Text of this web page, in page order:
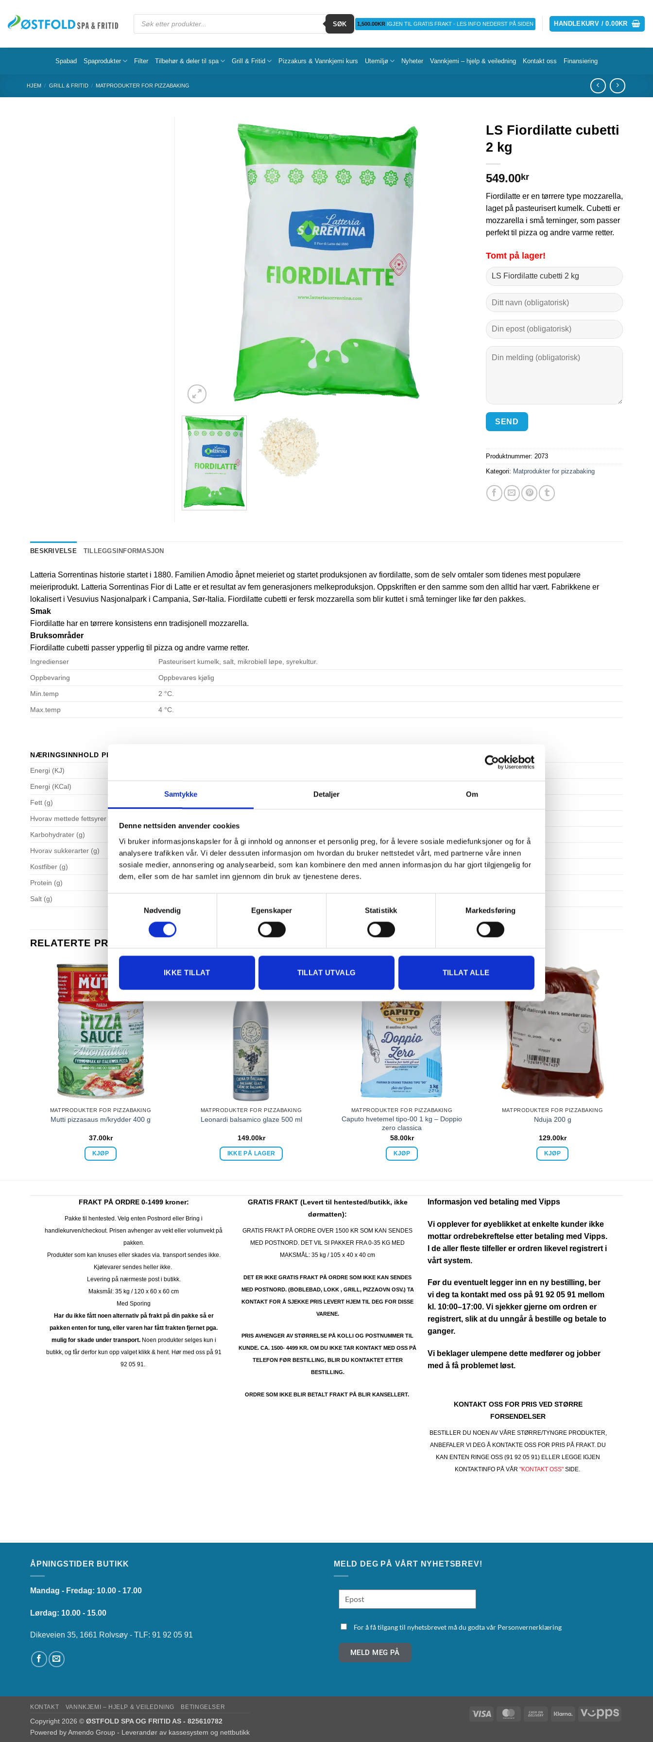
Samtykke Detaljer Om
Denne nettsiden anvender cookies
Vi bruker informasjonskapsler for å gi innhold og annonser et personlig preg, for å levere sosiale mediefunksjoner og for å
analysere trafikken vår. Vi deler dessuten informasjon om hvordan du bruker nettstedet vårt, med partnerne våre innen
sosiale medier, annonsering og analysearbeid, som kan kombinere den med annen informasjon du har gjort tilgjengelig for
dem, eller som de har samlet inn gjennom din bruk av tjenestene deres.
Nødvendig
Egenskaper Statistikk Markedsføring
IKKE TILLAT TILLAT UTVALG TILLAT ALLE
SØK 1,500.00KRIGJEN TIL GRATIS FRAKT - LES INFO NEDERST PÅ SIDEN HANDLEKURV /0.00KR
Spabad Spaprodukter Filter Tilbehør & deler til spa Grill & Fritid Pizzakurs & Vannkjemi kurs Utemiljø Nyheter Vannkjemi – hjelp & veiledning Kontakt oss Finansiering
HJEM / GRILL & FRITID / MATPRODUKTER FOR PIZZABAKING
LS Fiordilatte cubetti
2 kg
549.00kr
Fiordilatte er en tørrere type mozzarella,
laget på pasteurisert kumelk. Cubetti er
mozzarella i små terninger, som passer
perfekt til pizza og andre varme retter.
Tomt på lager!
Produktnummer: 2073
Kategori: Matprodukter for pizzabaking
BESKRIVELSE TILLEGGSINFORMASJON
Latteria Sorrentinas historie startet i 1880. Familien Amodio åpnet meieriet og startet produksjonen av fiordilatte, som de selv omtaler som tidenes mest populære
meieriprodukt. Latteria Sorrentinas Fior di Latte er et resultat av fem generasjoners melkeproduksjon. Oppskriften er den samme som den alltid har vært. Fabrikkene er
lokalisert i Vesuvius Nasjonalpark i Campania, Sør-Italia. Fiordilatte cubetti er fersk mozzarella som blir kuttet i små terninger like før den pakkes.
Smak
Fiordilatte har en tørrere konsistens enn tradisjonell mozzarella.
Bruksområder
Fiordilatte cubetti passer ypperlig til pizza og andre varme retter.
Ingredienser Pasteurisert kumelk, salt, mikrobiell løpe, syrekultur.
Oppbevaring Oppbevares kjølig
Min.temp 2 °C.
Max.temp 4 °C.
NÆRINGSINNHOLD PER 100 G.
Energi (KJ)
1200
Energi (KCal)
Fett (g)
Hvorav mettede fettsyrer (g)
Karbohydrater (g)
Hvorav sukkerarter (g) 0.9
Kostfiber (g) 0
Protein (g)
Salt (g)
RELATERTE PRODUKTER
MATPRODUKTER FOR PIZZABAKING
Mutti pizzasaus m/krydder 400 g
37.00kr
KJØP
MATPRODUKTER FOR PIZZABAKING
Leonardi balsamico glaze 500 ml
149.00kr
IKKE PÅ LAGER
MATPRODUKTER FOR PIZZABAKING
Caputo hvetemel tipo-00 1 kg – Doppio
zero classica
58.00kr
KJØP
MATPRODUKTER FOR PIZZABAKING
Nduja 200 g
129.00kr
KJØP
FRAKT PÅ ORDRE 0-1499 kroner:
Pakke til hentested. Velg enten Postnord eller Bring i
handlekurven/checkout. Prisen avhenger av vekt eller volumvekt på
pakken.
Produkter som kan knuses eller skades via. transport sendes ikke.
Kjølevarer sendes heller ikke.
Levering på nærmeste post i butikk.
Maksmål: 35 kg / 120 x 60 x 60 cm
Med Sporing
Har du ikke fått noen alternativ på frakt på din pakke så er
pakken enten for tung, eller varen har fått frakten fjernet pga.
mulig for skade under transport.Noen produkter selges kun i
butikk, og får derfor kun opp valget klikk & hent. Hør med oss på 91
92 05 91.
GRATIS FRAKT (Levert til hentested/butikk, ikke
dørmatten):
GRATIS FRAKT PÅ ORDRE OVER 1500 KR SOM KAN SENDES
MED POSTNORD. DET VIL SI PAKKER FRA 0-35 KG MED
MAKSMÅL:35 kg / 105 x 40 x 40 cm
DET ER IKKE GRATIS FRAKT PÅ ORDRE SOM IKKE KAN SENDES
MED POSTNORD. (BOBLEBAD, LOKK , GRILL, PIZZAOVN OSV.) TA
KONTAKT FOR Å SJEKKE PRIS LEVERT HJEM TIL DEG FOR DISSE
VARENE.
PRIS AVHENGER AV STØRRELSE PÅ KOLLI OG POSTNUMMER TIL
KUNDE. CA. 1500- 4499 KR. OM DU IKKE TAR KONTAKT MED OSS PÅ
TELEFON FØR BESTILLING, BLIR DU KONTAKTET ETTER
BESTILLING.
ORDRE SOM IKKE BLIR BETALT FRAKT PÅ BLIR KANSELLERT.
Informasjon ved betaling med Vipps
Vi opplever for øyeblikket at enkelte kunder ikke
mottar ordrebekreftelse etter betaling med Vipps.
I de aller fleste tilfeller er ordren likevel registrert i
vårt system.
Før du eventuelt legger inn en ny bestilling, ber
vi deg ta kontakt med oss på 91 92 05 91 mellom
kl. 10:00–17:00. Vi sjekker gjerne om ordren er
registrert, slik at du unngår å bestille og betale to
ganger.
Vi beklager ulempene dette medfører og jobber
med å få problemet løst.
KONTAKT OSS FOR PRIS VED STØRRE
FORSENDELSER
BESTILLER DU NOEN AV VÅRE STØRRE/TYNGRE PRODUKTER,
ANBEFALER VI DEG Å KONTAKTE OSS FOR PRIS PÅ FRAKT. DU
KAN ENTEN RINGE OSS (91 92 05 91) ELLER LEGGE IGJEN
KONTAKTINFO PÅ VÅR "KONTAKT OSS"SIDE.
ÅPNINGSTIDER BUTIKK
Mandag - Fredag: 10.00 - 17.00
Lørdag: 10.00 - 15.00
Dikeveien 35, 1661 Rolvsøy - TLF: 91 92 05 91
MELD DEG PÅ VÅRT NYHETSBREV!
For å få tilgang til nyhetsbrevet må du godta vår Personvernerklæring
MELD MEG PÅ
KONTAKT VANNKJEMI – HJELP & VEILEDNING BETINGELSER
Copyright 2026 © ØSTFOLD SPA OG FRITID AS - 825610782
Powered byAmendo Group - Leverandør av kassesystem og nettbutikk